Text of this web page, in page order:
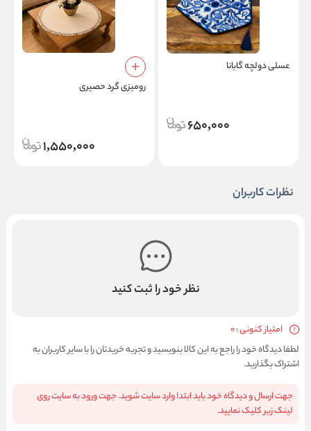
عسلی دولچه گابانا
650,000
رومیزی گرد حصیری
1,550,000
نظرات کاربران
نظر خود را ثبت کنید
امتیاز کنونی : 0
لطفا دیدگاه خود را راجع به این کالا بنویسید و تجربه خریدتان را با سایر کاربران به
اشتراک بگذارید.
جهت ارسال و دیدگاه خود باید ابتدا وارد سایت شوید. جهت ورود به سایت روی
لینک زیر کلیک نمایید.